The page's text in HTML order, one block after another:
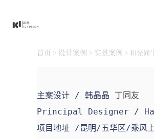
首页 > 设计案例 > 实景案例 > 和光同
主案设计 / 韩晶晶 丁同友
Principal Designer /
项目地址 /昆明/五华区/乘风